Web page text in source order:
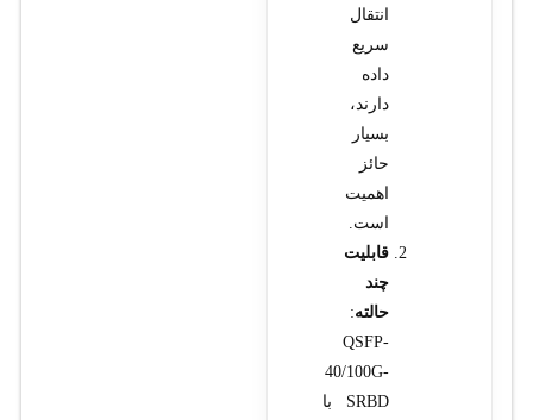
انتقال
سریع
داده
دارند،
بسیار
حائز
اهمیت
است.
قابلیت
چند
حالته:
QSFP-
40/100G-
SRBD با